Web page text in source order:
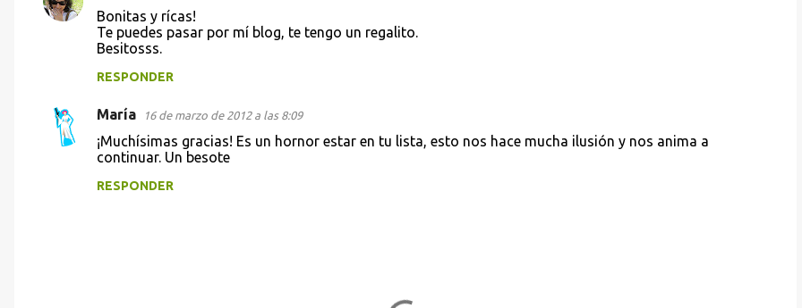
Bonitas y rícas!
Te puedes pasar por mí blog, te tengo un regalito.
Besitosss.
RESPONDER
María 16 de marzo de 2012 a las 8:09
¡Muchísimas gracias! Es un hornor estar en tu lista, esto nos hace mucha ilusión y nos anima a
continuar. Un besote
RESPONDER